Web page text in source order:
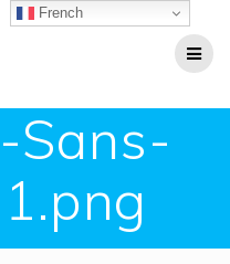
Sans-
French